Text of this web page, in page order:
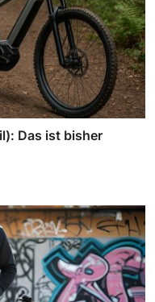
Das ist bisher